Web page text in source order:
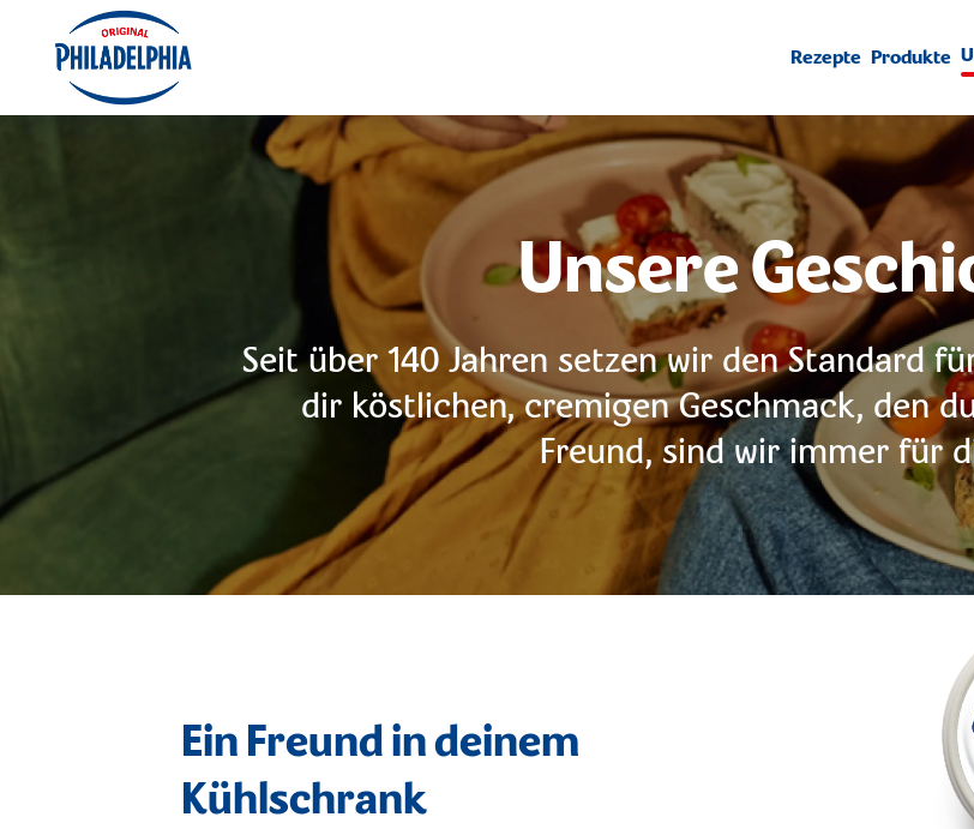
Rezepte Produkte
Unsere
Seit über 140 Jahren setzen wir den Standard
dir köstlichen, cremigen Geschmack, den
Freund, sind wir immer für
Ein Freund in deinem
Kühlschrank